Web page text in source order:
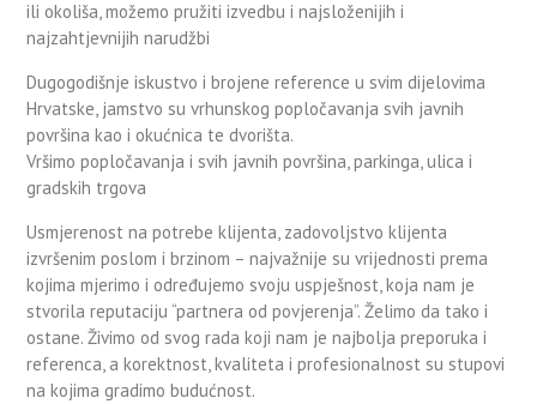
ili okoliša, možemo pružiti izvedbu i najsloženijih i
najzahtjevnijih narudžbi
Dugogodišnje iskustvo i brojene reference u svim dijelovima
Hrvatske, jamstvo su vrhunskog popločavanja svih javnih
površina kao i okućnica te dvorišta.
Vršimo popločavanja i svih javnih površina, parkinga, ulica i
gradskih trgova
Usmjerenost na potrebe klijenta, zadovoljstvo klijenta
izvršenim poslom i brzinom – najvažnije su vrijednosti prema
kojima mjerimo i određujemo svoju uspješnost, koja nam je
stvorila reputaciju “partnera od povjerenja”. Želimo da tako i
ostane. Živimo od svog rada koji nam je najbolja preporuka i
referenca, a korektnost, kvaliteta i profesionalnost su stupovi
na kojima gradimo budućnost.